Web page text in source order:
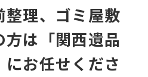
理、ゴミ屋敷
⽅は 「関⻄遺品
お任せくださ